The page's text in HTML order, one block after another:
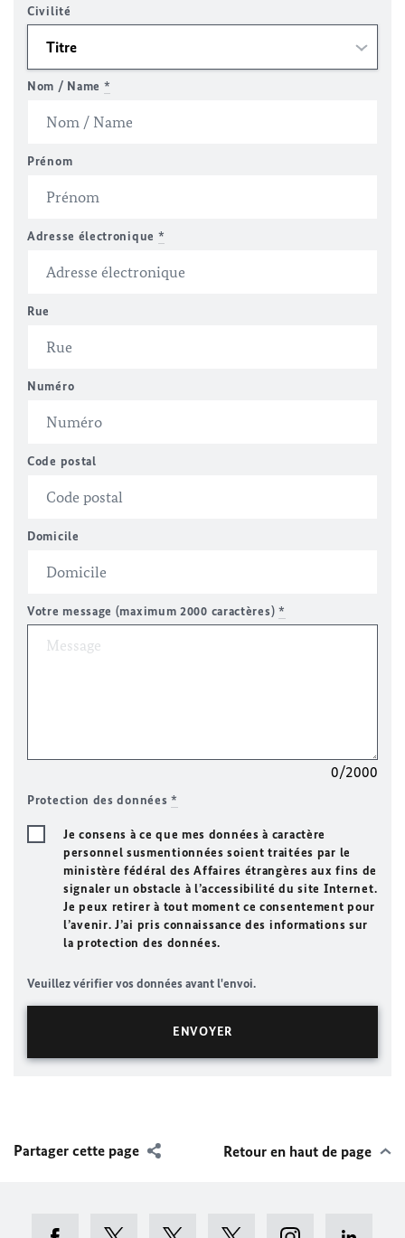
Civilité
Nom / Name *
Prénom
Adresse électronique *
Rue
Numéro
Code postal
Domicile
Votre message (maximum 2000 caractères) *
0/2000
Protection des données*
Je consens à ce que mes données à caractère
personnel susmentionnées soient traitées par le
ministère fédéral des Affaires étrangères aux fins de
signaler un obstacle à l’accessibilité du site Internet.
Je peux retirer à tout moment ce consentement pour
l’avenir. J’ai pris connaissance des informations sur
la protection des données.
Veuillez vérifier vos données avant l'envoi.
Partager cette page Retour en haut de page